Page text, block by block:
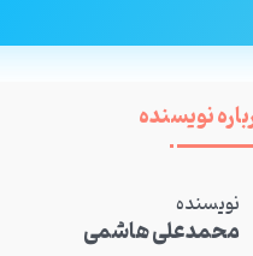
نویسنده
نویسنده
محمدعلی هاشمی